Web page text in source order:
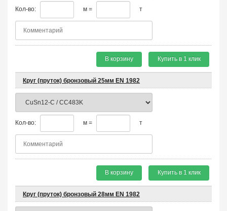
Кол-во: м = т
В корзину Купить в 1 клик
Круг (пруток) бронзовый 25мм EN 1982
Кол-во: м = т
В корзину Купить в 1 клик
Круг (пруток) бронзовый 28мм EN 1982